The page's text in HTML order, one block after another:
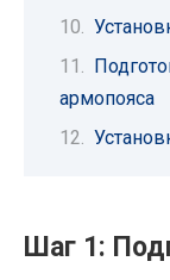
армопояса
Шаг 1: